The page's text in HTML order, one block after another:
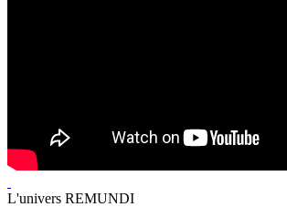
L'univers REMUNDI